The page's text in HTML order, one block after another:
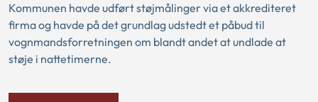
Kommunen havde udført støjmålinger via et akkrediteret
firma og havde på det grundlag udstedt et påbud til
vognmandsforretningen om blandt andet at undlade at
støje i nattetimerne.